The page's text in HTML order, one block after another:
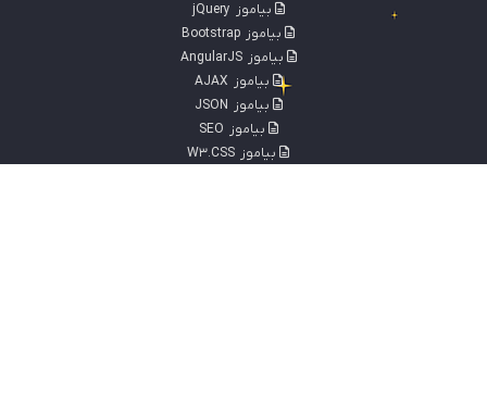
بیاموز jQuery
بیاموز Bootstrap
بیاموز AngularJS
بیاموز AJAX
بیاموز JSON
بیاموز SEO
بیاموز W3.CSS